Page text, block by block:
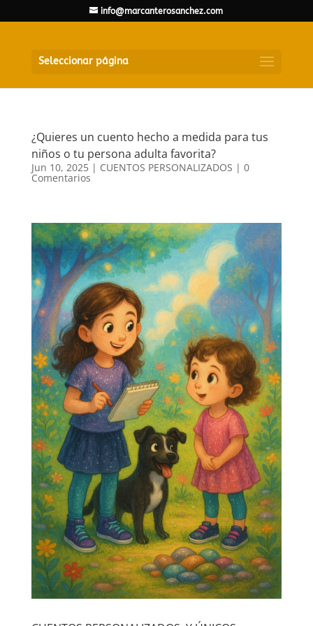
info@marcanterosanchez.com
Seleccionar página
¿Quieres un cuento hecho a medida para tus
niños o tu persona adulta favorita?
Jun 10, 2025| CUENTOS PERSONALIZADOS | 0
Comentarios